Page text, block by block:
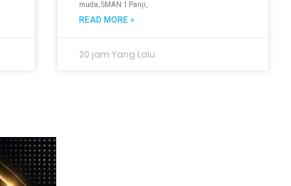
muda, SMAN 1 Panji,
READ MORE »
20 jam Yang Lalu